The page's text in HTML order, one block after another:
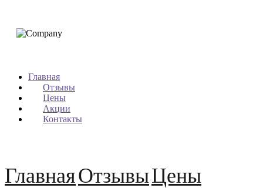
Главная
Отзывы
Цены
Акции
Контакты
ГлавнаяОтзывыЦены